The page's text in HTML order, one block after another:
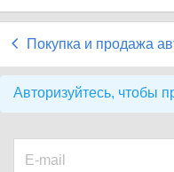
Покупка и продажа
Авторизуйтесь, чтобы